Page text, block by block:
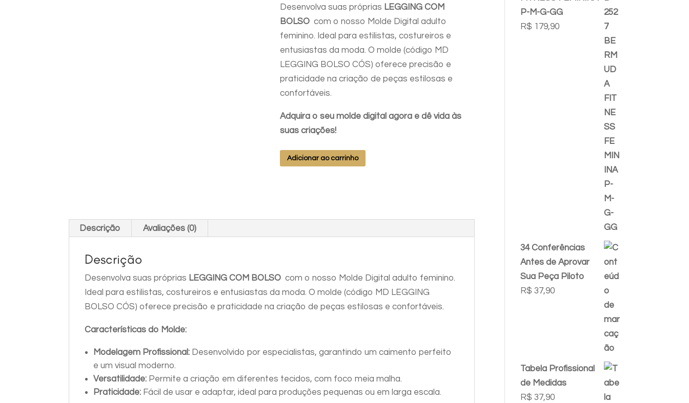
Desenvolva suas próprias LEGGING COM
BOLSO com o nosso Molde Digital adulto
feminino. Ideal para estilistas, costureiros e
entusiastas da moda. O molde (código MD
LEGGING BOLSO CÓS) oferece precisão e
praticidade na criação de peças estilosas e
confortáveis.
Adquira o seu molde digital agora e dê vida às
suas criações!
MOLDE
Adicionar ao carrinho
Descrição Avaliações (0)
Descrição
Desenvolva suas próprias LEGGING COM BOLSO com o nosso Molde Digital adulto feminino.
Ideal para estilistas, costureiros e entusiastas da moda. O molde (código MD LEGGING
BOLSO CÓS) oferece precisão e praticidade na criação de peças estilosas e confortáveis.
Características do Molde:
Modelagem Profissional: Desenvolvido por especialistas, garantindo um caimento perfeito
e um visual moderno.
Versatilidade: Permite a criação em diferentes tecidos, com foco meia malha.
Praticidade: Fácil de usar e adaptar, ideal para produções pequenas ou em larga escala.
P-M-G-GG
R$ 179,90
34 Conferências
Antes de Aprovar
Sua Peça Piloto
R$ 37,90
Tabela Profissional
de Medidas
R$ 37,90